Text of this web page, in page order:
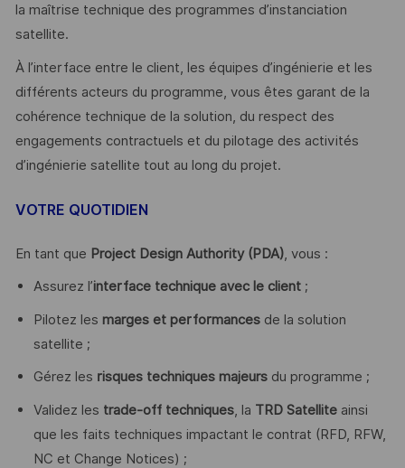
la maîtrise technique des programmes d’instanciation
satellite.
À l’interface entre le client, les équipes d’ingénierie et les
différents acteurs du programme, vous êtes garant de la
cohérence technique de la solution, du respect des
engagements contractuels et du pilotage des activités
d’ingénierie satellite tout au long du projet.
VOTRE QUOTIDIEN
En tant que Project Design Authority (PDA), vous :
Assurez l’interface technique avec le client;
Pilotez les marges et performancesde la solution
satellite ;
Gérez les risques techniques majeursdu programme ;
Validez les trade-off techniques, la TRD Satelliteainsi
que les faits techniques impactant le contrat (RFD, RFW,
NC et Change Notices) ;